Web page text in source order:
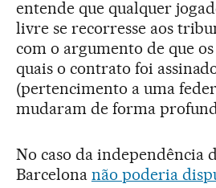
entende que qualquer
livre se recorresse aos
com o argumento de que
quais o contrato foi
(pertencimento a uma
mudaram de forma
No caso da independência
Barcelona não poderia